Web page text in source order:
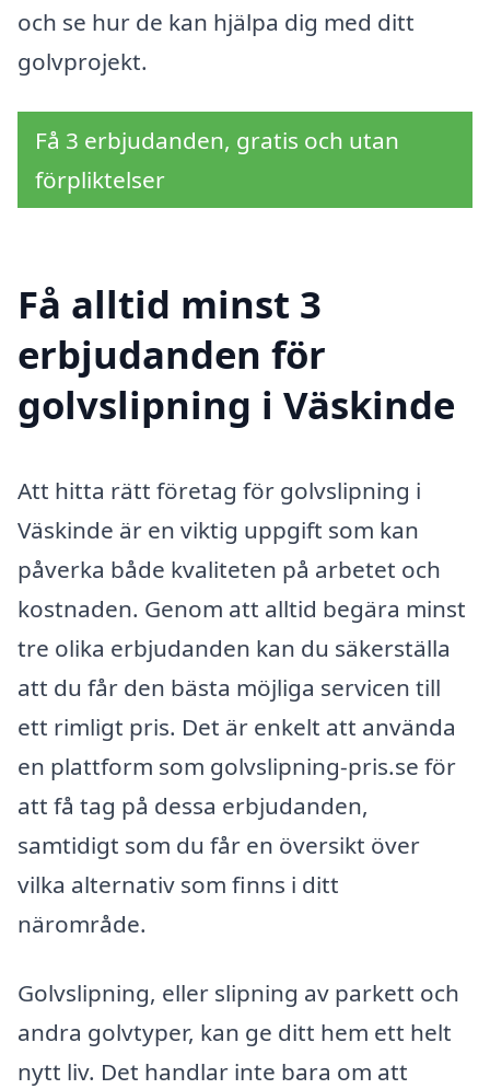
och se hur de kan hjälpa dig med ditt
golvprojekt.
Få 3 erbjudanden, gratis och utan
förpliktelser
Få alltid minst 3
erbjudanden för
golvslipning i Väskinde
Att hitta rätt företag för golvslipning i
Väskinde är en viktig uppgift som kan
påverka både kvaliteten på arbetet och
kostnaden. Genom att alltid begära minst
tre olika erbjudanden kan du säkerställa
att du får den bästa möjliga servicen till
ett rimligt pris. Det är enkelt att använda
en plattform som golvslipning-pris.se för
att få tag på dessa erbjudanden,
samtidigt som du får en översikt över
vilka alternativ som finns i ditt
närområde.
Golvslipning, eller slipning av parkett och
andra golvtyper, kan ge ditt hem ett helt
nytt liv. Det handlar inte bara om att